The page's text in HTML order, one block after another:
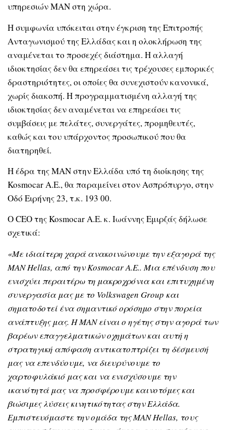
υπηρεσιών MAN στη χώρα.
Η συμφωνία υπόκειται στην έγκριση της Επιτροπής
Ανταγωνισμού της Ελλάδας και η ολοκλήρωση της
αναμένεται το προσεχές διάστημα. Η αλλαγή
ιδιοκτησίας δεν θα επηρεάσει τις τρέχουσες εμπορικές
δραστηριότητες, οι οποίες θα συνεχιστούν κανονικά,
χωρίς διακοπή. Η προγραμματισμένη αλλαγή της
ιδιοκτησίας δεν αναμένεται να επηρεάσει τις
συμβάσεις με πελάτες, συνεργάτες, προμηθευτές,
καθώς και του υπάρχοντος προσωπικού που θα
διατηρηθεί.
Η έδρα της MAN στην Ελλάδα υπό τη διοίκησης της
Kosmocar Α.Ε., θα παραμείνει στον Ασπρόπυργο, στην
Οδό Ειρήνης 23, τ.κ. 193 00.
O CEO της Kosmocar Α.Ε. κ. Ιωάννης Εμιρζάς δήλωσε
σχετικά:
«Με ιδιαίτερη χαρά ανακοινώνουμε την εξαγορά της
MAN Hellas, από την Kosmocar Α.Ε.. Μια επένδυση που
ενισχύει περαιτέρω τη μακροχρόνια και επιτυχημένη
συνεργασία μας με το Volkswagen Group και
σηματοδοτεί ένα σημαντικό ορόσημο στην πορεία
ανάπτυξης μας. Η MAN είναι ο ηγέτης στην αγορά των
βαρέων επαγγελματικών οχημάτων και αυτή η
στρατηγική απόφαση αντικατοπτρίζει τη δέσμευσή
μας να επενδύουμε, να διευρύνουμε το
χαρτοφυλάκιό μας και να ενισχύσουμε την
ικανότητά μας να προσφέρουμε καινοτόμες και
βιώσιμες λύσεις κινητικότητας στην Ελλάδα.
Εμπιστευόμαστε την ομάδα της MAN Hellas, τους